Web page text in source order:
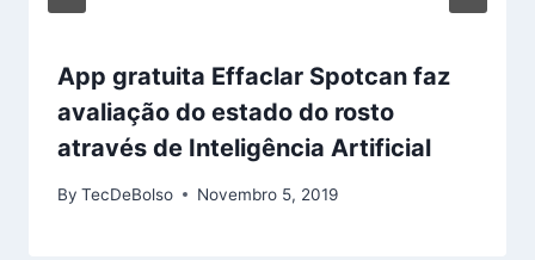
App gratuita Effaclar Spotcan faz
avaliação do estado do rosto
através de Inteligência Artificial
By TecDeBolso Novembro 5, 2019